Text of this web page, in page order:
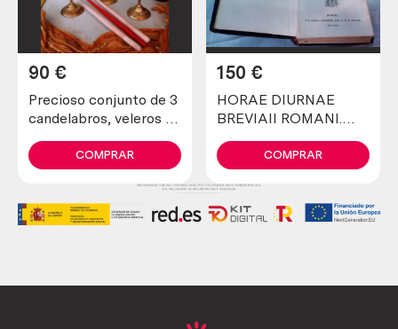
Precioso conjunto de 3
candelabros, veleros en
90 €
COMPRAR
HORAE DIURNAE
BREVIAII ROMANI.
Centenario.
150 €
COMPRAR